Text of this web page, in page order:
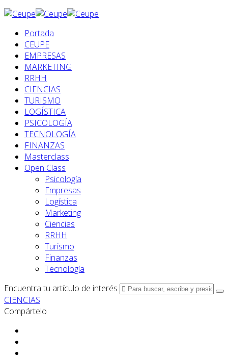
Portada
CEUPE
EMPRESAS
MARKETING
RRHH
CIENCIAS
TURISMO
LOGÍSTICA
PSICOLOGÍA
TECNOLOGÍA
FINANZAS
Masterclass
Open Class
Psicología
Empresas
Logística
Marketing
Ciencias
RRHH
Turismo
Finanzas
Tecnología
Encuentra tu artículo de interés
CIENCIAS
Compártelo